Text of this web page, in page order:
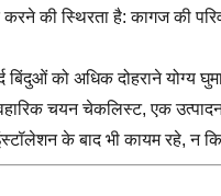
की स्थिरता है: कागज की
बिंदुओं को अधिक दोहराने योग्य
चयन चेकलिस्ट, एक
के बाद भी कायम रहे, न